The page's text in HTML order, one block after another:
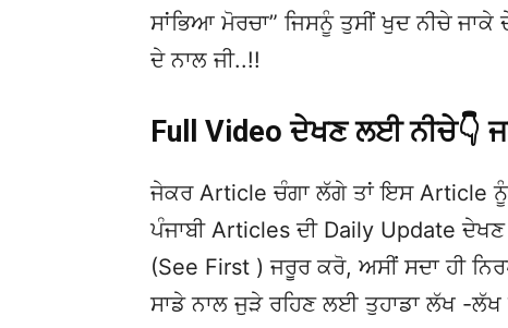
ਸਾਂਭਿਆ ਮੋਰਚਾ” ਜਿਸਨੂੰ ਤੁਸੀਂ ਖੁਦ ਨੀਚੇ
ਦੇ ਨਾਲ ਜੀ..!!
Full Video ਦੇਖਣ ਲਈ ਨੀਚੇ👇
ਜੇਕਰ Article ਚੰਗਾ ਲੱਗੇ ਤਾਂ ਇਸ Article
ਪੰਜਾਬੀ Articles ਦੀ Daily Update
(See First ) ਜਰੂਰ ਕਰੋ, ਅਸੀਂ ਸਦਾ ਹੀ
ਸਾਡੇ ਨਾਲ ਜੁੜੇ ਰਹਿਣ ਲਈ ਤੁਹਾਡਾ ਲੱਖ -ਲੱਖ